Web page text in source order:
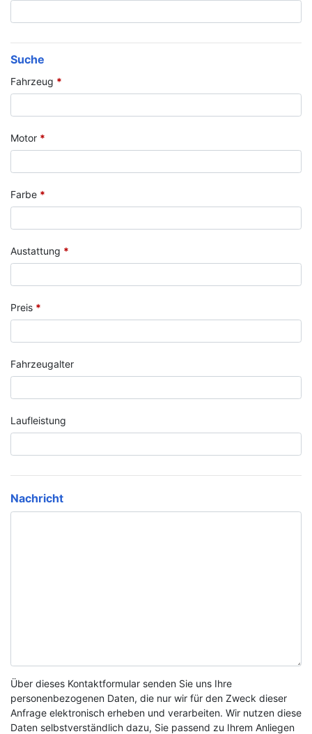
Suche
Fahrzeug *
Motor *
Farbe *
Austattung *
Preis *
Fahrzeugalter
Laufleistung
Nachricht
Über dieses Kontaktformular senden Sie uns Ihre
personenbezogenen Daten, die nur wir für den Zweck dieser
Anfrage elektronisch erheben und verarbeiten. Wir nutzen diese
Daten selbstverständlich dazu, Sie passend zu Ihrem Anliegen